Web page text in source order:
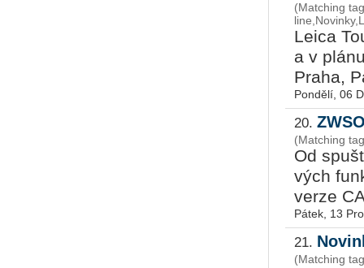
(Matching
Leica
a v
Praha,
Pondělí, 06
20.
(Matching
Od
vých
ver­ze
Pátek, 13
21.
(Matching